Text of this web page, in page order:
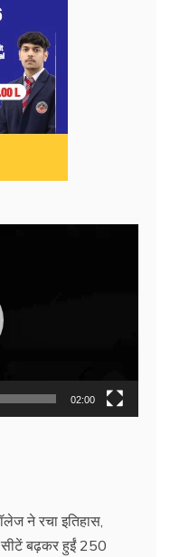
02:00
ने रचा इतिहास,
सीटें बढ़कर हुईं 250